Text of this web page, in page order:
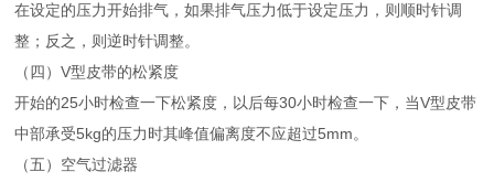
在设定的压力开始排气，如果排气压力低于设定压力，则顺时针调
整；反之，则逆时针调整。
（四）V型皮带的松紧度
开始的25小时检查一下松紧度，以后每30小时检查一下，当V型皮带
中部承受5kg的压力时其峰值偏离度不应超过5mm。
（五）空气过滤器